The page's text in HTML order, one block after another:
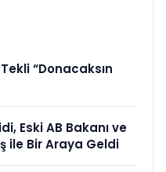
“Donacaksın
Eski AB Bakanı ve
ile Bir Araya Geldi